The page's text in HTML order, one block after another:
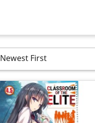
Newest First